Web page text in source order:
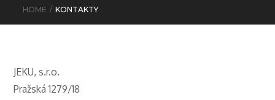
HOME KONTAKTY
JEKU, s.r.o.
Pražská 1279/18